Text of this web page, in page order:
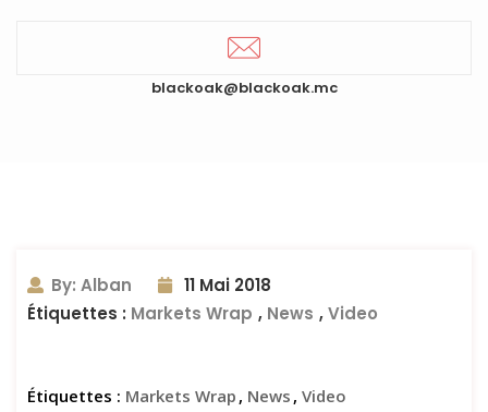
blackoak@blackoak.mc
By: Alban
11 Mai 2018
Étiquettes : Markets Wrap , News ,Video
Étiquettes : Markets Wrap , News , Video